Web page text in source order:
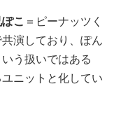
ぽこ ＝ピーナッツく
演しており、ぽん
う扱いではある
ユニットと化してい